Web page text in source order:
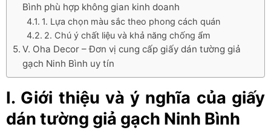
Bình phù hợp không gian kinh doanh
1. Lựa chọn màu sắc theo phong cách quán
2. Chú ý chất liệu và khả năng chống ẩm
V. Oha Decor – Đơn vị cung cấp giấy dán tường giả
gạch Ninh Bình uy tín
I. Giới thiệu và ý nghĩa của giấy
dán tường giả gạch Ninh Bình